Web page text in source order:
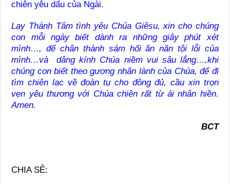
chiên yêu dấu của Ngài.
Lạy Thánh Tâm tình yêu Chúa Giêsu, xin cho chúng
con mỗi ngày biết dành ra những giây phút xét
mình…, đểchân thành sám hối ăn năn tội lỗi của
mình…và dâng kính Chúa niềm vui sâu lắng…,khi
chúng con biết theo gương nhân lành của Chúa, để đi
tìm chiên lạc về đoàn tụ cho đông đủ, cầu xin trọn
vẹn yêu thương với Chúa chiên rất từ ái nhân hiền.
Amen.
BCT
CHIA SẺ: